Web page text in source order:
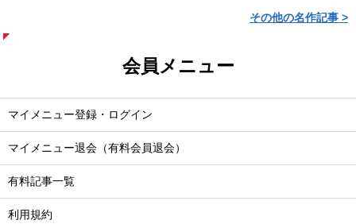
その他の名作記事 >
会員メニュー
マイメニュー登録・ログイン
マイメニュー退会（有料会員退会）
有料記事一覧
利用規約